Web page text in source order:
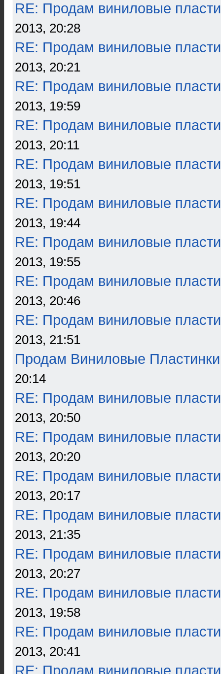
RE: Продам виниловые
2013, 20:28
RE: Продам виниловые
2013, 20:21
RE: Продам виниловые
2013, 19:59
RE: Продам виниловые
2013, 20:11
RE: Продам виниловые
2013, 19:51
RE: Продам виниловые
2013, 19:44
RE: Продам виниловые
2013, 19:55
RE: Продам виниловые
2013, 20:46
RE: Продам виниловые
2013, 21:51
Продам Виниловые Пластинки
20:14
RE: Продам виниловые
2013, 20:50
RE: Продам виниловые
2013, 20:20
RE: Продам виниловые
2013, 20:17
RE: Продам виниловые
2013, 21:35
RE: Продам виниловые
2013, 20:27
RE: Продам виниловые
2013, 19:58
RE: Продам виниловые
2013, 20:41
RE: Продам виниловые